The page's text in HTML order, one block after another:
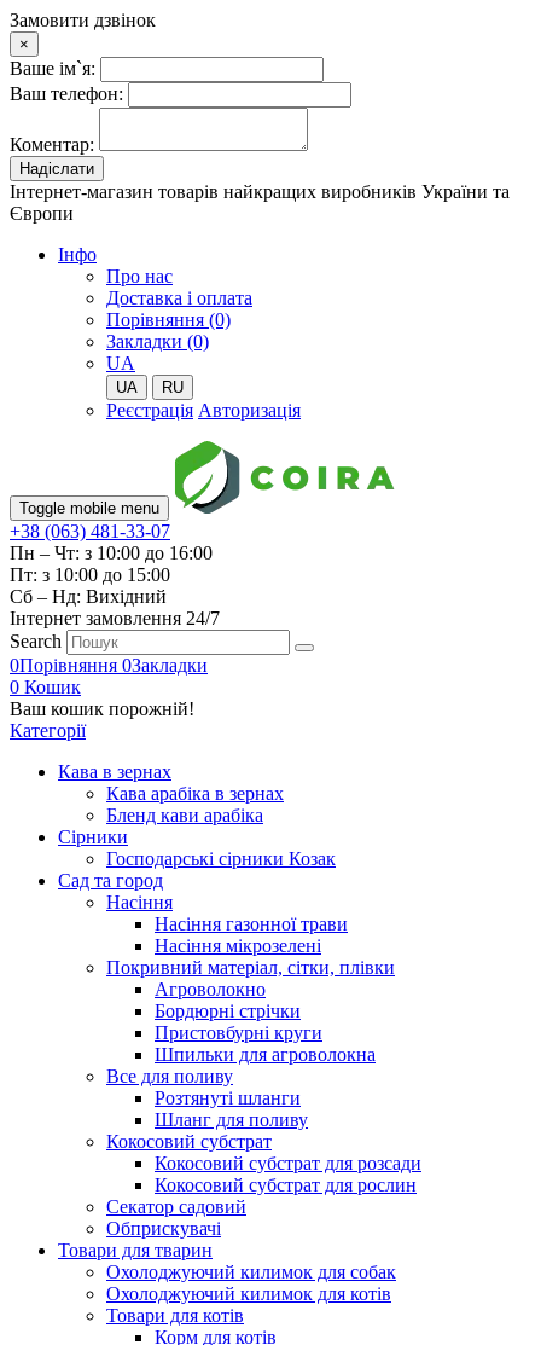
Замовити дзвінок
×
Ваше ім`я:
Ваш телефон:
Коментар:
Надіслати
Інтернет-магазин товарів найкращих виробників України та
Європи
Iнфо
Про нас
Доставка і оплата
Порівняння (0)
Закладки (0)
UA
UA RU
Реєстрація Авторизація
Toggle mobile menu
+38 (063) 481-33-07
Пн – Чт: з 10:00 до 16:00
Пт: з 10:00 до 15:00
Сб – Нд: Вихідний
Інтернет замовлення 24/7
Search
0Порівняння 0Закладки
0 Кошик
Ваш кошик порожній!
Категорії
Кава в зернах
Кава арабіка в зернах
Бленд кави арабіка
Сірники
Господарські сірники Козак
Сад та город
Насіння
Насіння газонної трави
Насіння мікрозелені
Покривний матеріал, сітки, плівки
Агроволокно
Бордюрні стрічки
Пристовбурні круги
Шпильки для агроволокна
Все для поливу
Розтянуті шланги
Шланг для поливу
Кокосовий субстрат
Кокосовий субстрат для розсади
Кокосовий субстрат для рослин
Секатор садовий
Обприскувачі
Товари для тварин
Охолоджуючий килимок для собак
Охолоджуючий килимок для котів
Товари для котів
Корм для котів